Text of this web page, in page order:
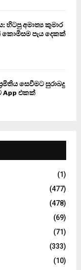
අමාත්‍ය කුමාර
පැය දෙකක්
සෙවීමට සුරාබදු
App එකක්
(1)
(477)
(478)
(69)
(71)
(333)
(10)